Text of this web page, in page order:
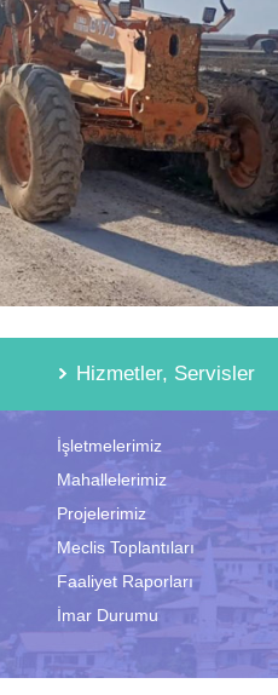
Hizmetler, Servisler
İşletmelerimiz
Mahallelerimiz
Projelerimiz
Meclis Toplantıları
Faaliyet Raporları
İmar Durumu